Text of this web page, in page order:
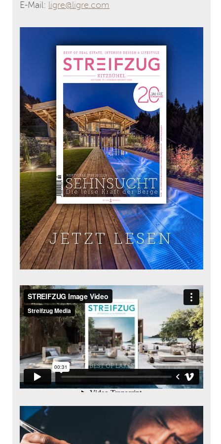
E-Mail: ligre@ligre.com
JETZT LESEN